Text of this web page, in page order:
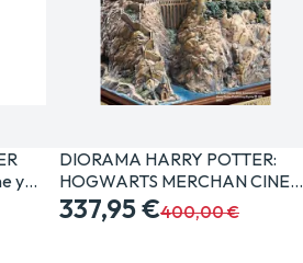
y…
DIORAMA HARRY POTTER:
HOGWARTS MERCHAN CINE…
337,95 €400,00 €